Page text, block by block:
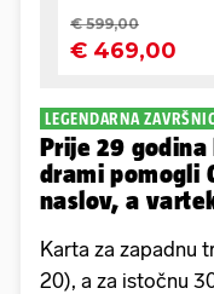
LEGENDARNA
Prije 29
drami pomogli
naslov, a
Karta za zapadnu
20), a za istočnu